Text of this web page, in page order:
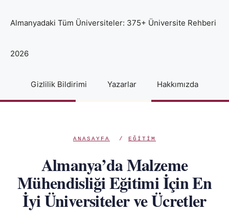
Almanyadaki Tüm Üniversiteler: 375+ Üniversite Rehberi
2026
Gizlilik Bildirimi Yazarlar Hakkımızda
ANASAYFA / EĞITIM
Almanya’da Malzeme
Mühendisliği Eğitimi İçin En
İyi Üniversiteler ve Ücretler